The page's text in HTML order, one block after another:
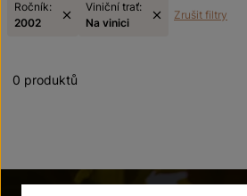
Ročník:
2002
Viniční trať:
Na vinici
Zrušit filtry
0 produktů